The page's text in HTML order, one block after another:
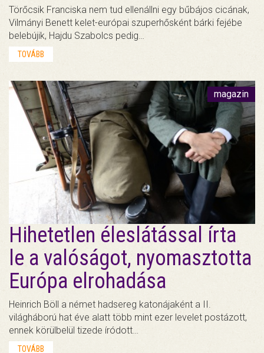
Törőcsik Franciska nem tud ellenállni egy bűbájos cicának,
Vilmányi Benett kelet-európai szuperhősként bárki fejébe
belebújik, Hajdu Szabolcs pedig…
TOVÁBB
magazin
Hihetetlen éleslátással írta
le a valóságot, nyomasztotta
Európa elrohadása
Heinrich Böll a német hadsereg katonájaként a II.
világháború hat éve alatt több mint ezer levelet postázott,
ennek körülbelül tizede íródott…
TOVÁBB